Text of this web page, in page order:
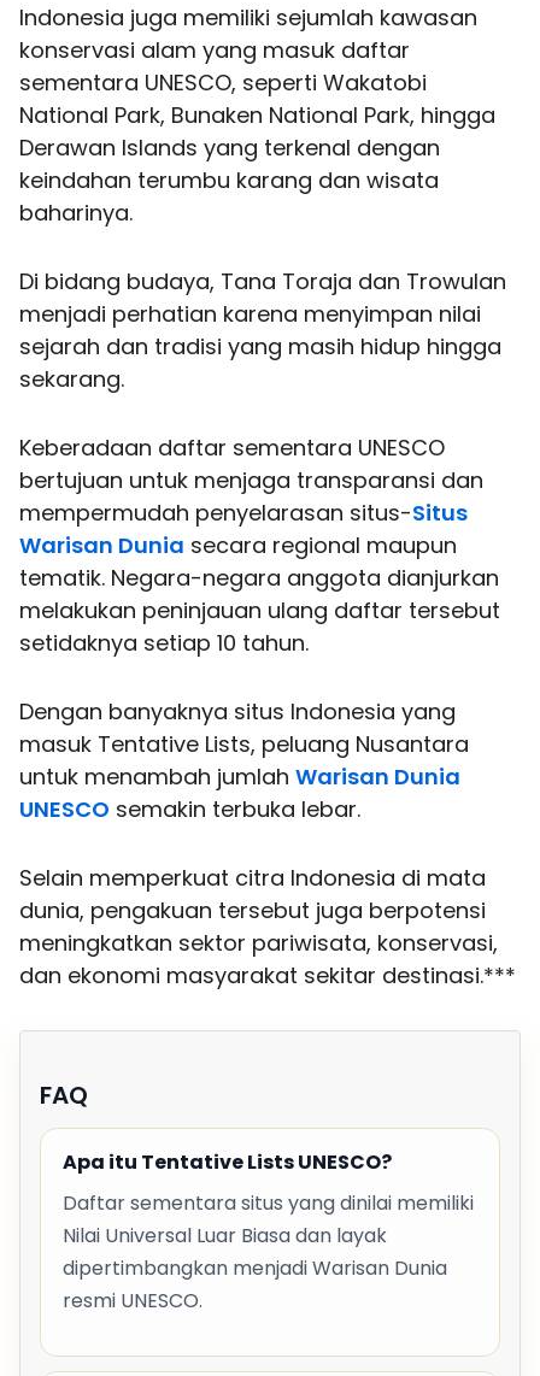
Indonesia juga memiliki sejumlah kawasan
konservasi alam yang masuk daftar
sementara UNESCO, seperti Wakatobi
National Park, Bunaken National Park, hingga
Derawan Islands yang terkenal dengan
keindahan terumbu karang dan wisata
baharinya.
Di bidang budaya, Tana Toraja dan Trowulan
menjadi perhatian karena menyimpan nilai
sejarah dan tradisi yang masih hidup hingga
sekarang.
Keberadaan daftar sementara UNESCO
bertujuan untuk menjaga transparansi dan
mempermudah penyelarasan situs-Situs
Warisan Dunia secara regional maupun
tematik. Negara-negara anggota dianjurkan
melakukan peninjauan ulang daftar tersebut
setidaknya setiap 10 tahun.
Dengan banyaknya situs Indonesia yang
masuk Tentative Lists, peluang Nusantara
untuk menambah jumlah Warisan Dunia
UNESCO semakin terbuka lebar.
Selain memperkuat citra Indonesia di mata
dunia, pengakuan tersebut juga berpotensi
meningkatkan sektor pariwisata, konservasi,
dan ekonomi masyarakat sekitar destinasi.***
FAQ
Apa itu Tentative Lists UNESCO?
Daftar sementara situs yang dinilai memiliki
Nilai Universal Luar Biasa dan layak
dipertimbangkan menjadi Warisan Dunia
resmi UNESCO.